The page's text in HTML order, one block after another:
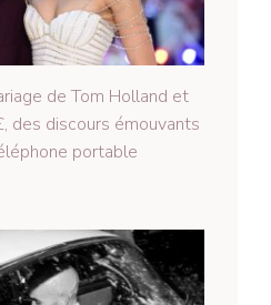
de Tom Holland et
des discours émouvants
portable